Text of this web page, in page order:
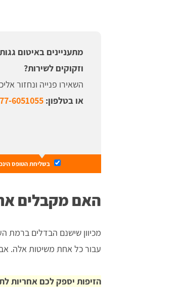
מתעניינים באיטום
וזקוקים לשירות?
השאירו פנייה ונחזור
או בטלפון: 6051055
בשליחת הטופס
האם מקבלים
מכיוון שישנם הבדלים ברמת
עבור כל אחת משיטות אלה.
הזיפות יספק לכם אחריות לתקופה של 3